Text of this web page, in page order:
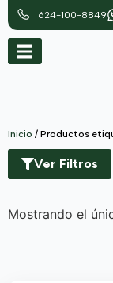
624-100-8849
Inicio / Productos
Ver Filtros
Mostrando el